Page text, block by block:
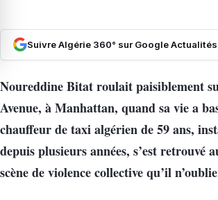
Suivre Algérie 360° sur Google Actualités
Noureddine Bitat roulait paisiblement
Avenue, à Manhattan, quand sa vie a
chauffeur de taxi algérien de 59 ans,
depuis plusieurs années, s’est retrouvé
scène de violence collective qu’il